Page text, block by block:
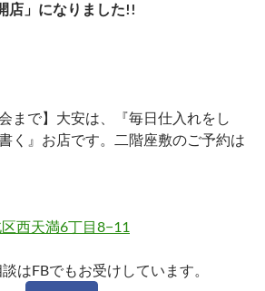
店」になりました!!
まで】大安は、『毎日仕入れをし
く』お店です。二階座敷のご予約は
西天満6丁目8−11
はFBでもお受けしています。